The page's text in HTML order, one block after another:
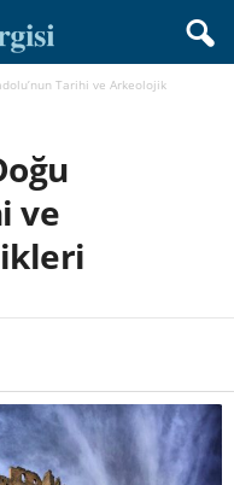
Tarihi ve Arkeolojik
ve